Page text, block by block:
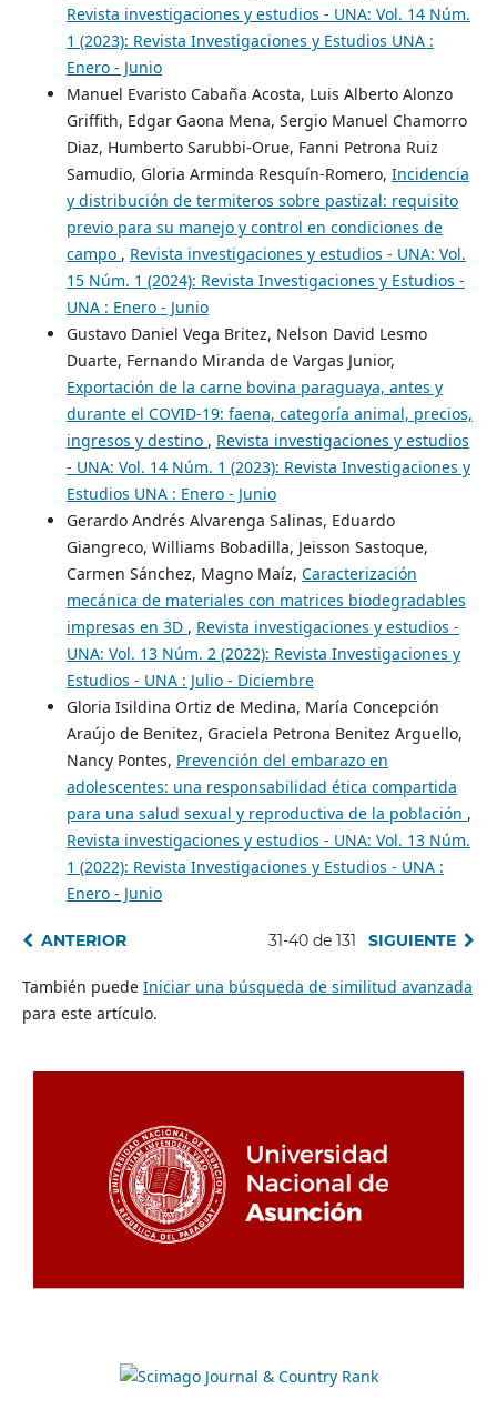
Revista investigaciones y estudios - UNA: Vol. 14 Núm.
1 (2023): Revista Investigaciones y Estudios UNA :
Enero - Junio
Manuel Evaristo Cabaña Acosta, Luis Alberto Alonzo
Griffith, Edgar Gaona Mena, Sergio Manuel Chamorro
Diaz, Humberto Sarubbi-Orue, Fanni Petrona Ruiz
Samudio, Gloria Arminda Resquín-Romero, Incidencia
y distribución de termiteros sobre pastizal: requisito
previo para su manejo y control en condiciones de
campo , Revista investigaciones y estudios - UNA: Vol.
15 Núm. 1 (2024): Revista Investigaciones y Estudios -
UNA : Enero - Junio
Gustavo Daniel Vega Britez, Nelson David Lesmo
Duarte, Fernando Miranda de Vargas Junior,
Exportación de la carne bovina paraguaya, antes y
durante el COVID-19: faena, categoría animal, precios,
ingresos y destino , Revista investigaciones y estudios
- UNA: Vol. 14 Núm. 1 (2023): Revista Investigaciones y
Estudios UNA : Enero - Junio
Gerardo Andrés Alvarenga Salinas, Eduardo
Giangreco, Williams Bobadilla, Jeisson Sastoque,
Carmen Sánchez, Magno Maíz, Caracterización
mecánica de materiales con matrices biodegradables
impresas en 3D , Revista investigaciones y estudios -
UNA: Vol. 13 Núm. 2 (2022): Revista Investigaciones y
Estudios - UNA : Julio - Diciembre
Gloria Isildina Ortiz de Medina, María Concepción
Araújo de Benitez, Graciela Petrona Benitez Arguello,
Nancy Pontes, Prevención del embarazo en
adolescentes: una responsabilidad ética compartida
para una salud sexual y reproductiva de la población ,
Revista investigaciones y estudios - UNA: Vol. 13 Núm.
1 (2022): Revista Investigaciones y Estudios - UNA :
Enero - Junio
ANTERIOR 31-40 de 131 SIGUIENTE
También puede Iniciar una búsqueda de similitud avanzada
para este artículo.